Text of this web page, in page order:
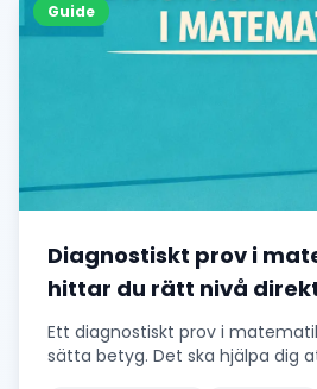
Guide
Diagnostiskt prov i
hittar du rätt nivå
Ett diagnostiskt prov i
sätta betyg. Det ska